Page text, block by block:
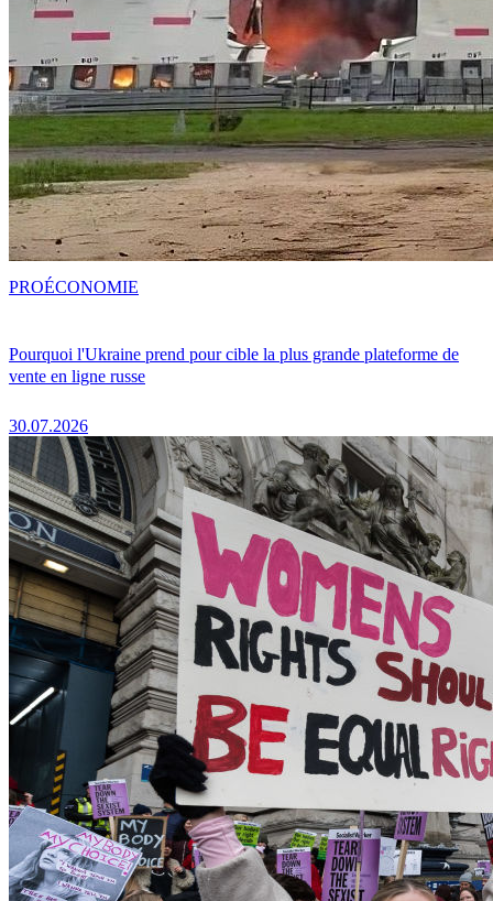
Pourquoi l'Ukraine prend pour cible la plus grande plateforme de
vente en ligne russe
30.07.2026
PROÉCONOMIE